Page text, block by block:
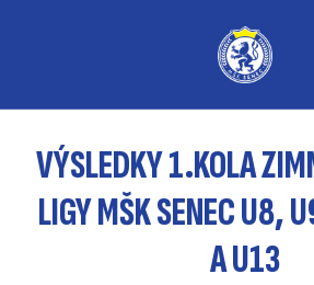
VÝSLEDKY 1.KOLA
LIGY MŠK SENEC U8,
A U13